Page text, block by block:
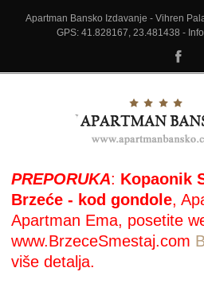
Apartman Bansko Izdavanje - Vihren
GPS: 41.828167, 23.481438 -
PREPORUKA: Kopaonik
Brzeće - kod gondole,
Apartman Ema, posetite
www.BrzeceSmestaj.com
više detalja.